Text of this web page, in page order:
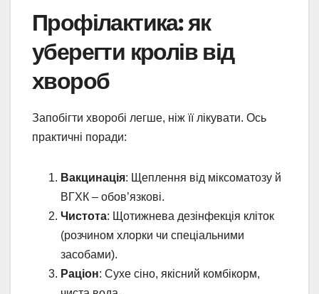
Профілактика: як
уберегти кролів від
хвороб
Запобігти хворобі легше, ніж її лікувати. Ось
практичні поради:
Вакцинація: Щеплення від міксоматозу й
ВГХК – обов’язкові.
Чистота: Щотижнева дезінфекція кліток
(розчином хлорки чи спеціальними
засобами).
Раціон: Сухе сіно, якісний комбікорм,